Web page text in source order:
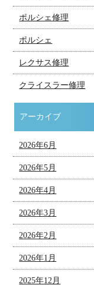
ポルシェ修理
ポルシェ
レクサス修理
クライスラー修理
アーカイブ
2026年6月
2026年5月
2026年4月
2026年3月
2026年2月
2026年1月
2025年12月